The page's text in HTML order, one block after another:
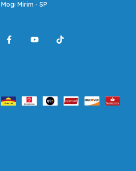
Mirim - SP